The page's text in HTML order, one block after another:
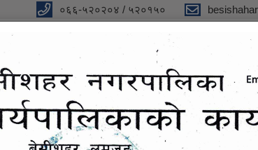
०६६-५२०२०४ / ५२०१५०
प्रदेश
विधुतीय शुसासन सेवा सूचना तथा जानकारी